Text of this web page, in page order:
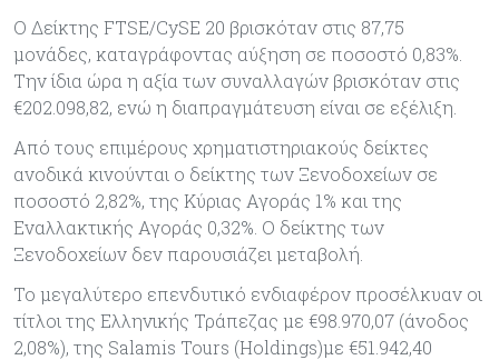
Ο Δείκτης FTSE/CySE 20 βρισκόταν στις 87,75
μονάδες, καταγράφοντας αύξηση σε ποσοστό 0,83%.
Την ίδια ώρα η αξία των συναλλαγών βρισκόταν στις
€202.098,82, ενώ η διαπραγμάτευση είναι σε εξέλιξη.
Από τους επιμέρους χρηματιστηριακούς δείκτες
ανοδικά κινούνται ο δείκτης των Ξενοδοχείων σε
ποσοστό 2,82%, της Κύριας Αγοράς 1% και της
Εναλλακτικής Αγοράς 0,32%. Ο δείκτης των
Ξενοδοχείων δεν παρουσιάζει μεταβολή.
Το μεγαλύτερο επενδυτικό ενδιαφέρον προσέλκυαν οι
τίτλοι της Ελληνικής Τράπεζας με €98.970,07 (άνοδος
2,08%), της Salamis Tours (Holdings)με €51.942,40